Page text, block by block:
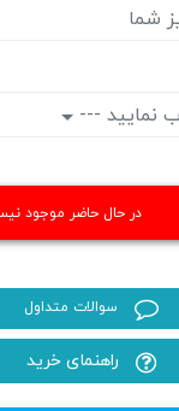
نمایید ---
در حال حاضر موجود
سوالات متداول
راهنمای خرید